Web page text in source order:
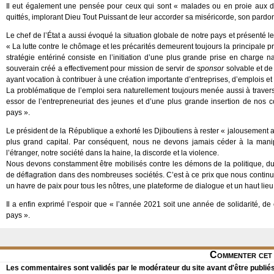
Il eut également une pensée pour ceux qui sont « malades ou en proie
quittés, implorant Dieu Tout Puissant de leur accorder sa miséricorde, son
Le chef de l’État a aussi évoqué la situation globale de notre pays et
« La lutte contre le chômage et les précarités demeurent toujours la principale
stratégie entériné consiste en l’initiation d’une plus grande prise en charge
souverain créé a effectivement pour mission de servir desponsorsolvable et de
ayant vocation à contribuer à une création importante d’entreprises, d’emplois
La problématique de l’emploi sera naturellement toujours menée aussi à
essor de l’entrepreneuriat des jeunes et d’une plus grande insertion de
pays ».
Le président de la République a exhorté les Djiboutiens à rester «
plus grand capital. Par conséquent, nous ne devons jamais céder à la
l’étranger, notre société dans la haine, la discorde et la violence.
Nous devons constamment être mobilisés contre les démons de la politique,
de déflagration dans des nombreuses sociétés. C’est à ce prix que nous
un havre de paix pour tous les nôtres, une plateforme de dialogue et un haut
Il a enfin exprimé l’espoir que « l’année 2021 soit une année de solidarité,
pays ».
Commenter
Les commentaires sont validés par le modérateur du site avant d'être